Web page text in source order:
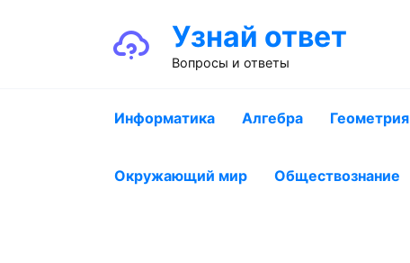
Узнай ответ
Вопросы и ответы
Информатика Алгебра Геометрия
Окружающий мир Обществознание